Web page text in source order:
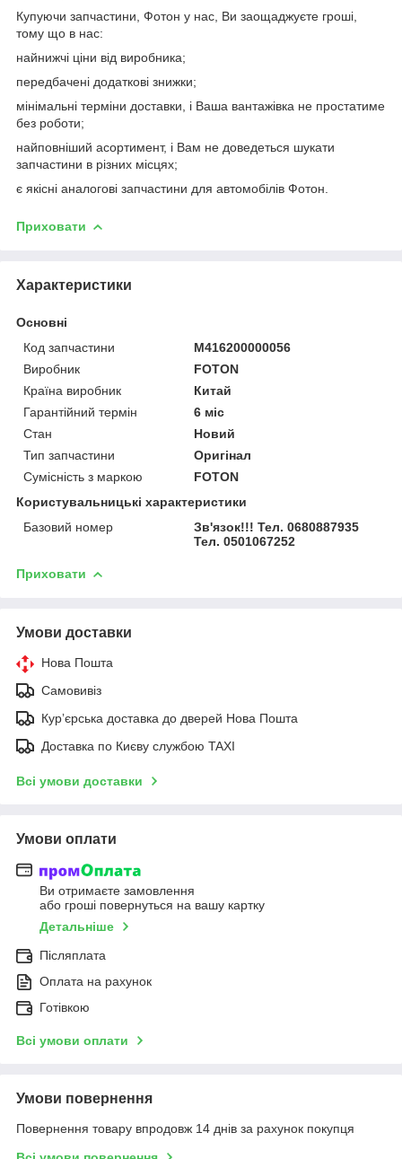
Купуючи запчастини, Фотон у нас, Ви заощаджуєте гроші,
тому що в нас:
найнижчі ціни від виробника;
передбачені додаткові знижки;
мінімальні терміни доставки, і Ваша вантажівка не простатиме
без роботи;
найповніший асортимент, і Вам не доведеться шукати
запчастини в різних місцях;
є якісні аналогові запчастини для автомобілів Фотон.
Приховати
Характеристики
Основні
Код запчастини
M416200000056
Виробник
FOTON
Країна виробник
Китай
Гарантійний термін
6 міс
Стан
Новий
Тип запчастини
Оригінал
Сумісність з маркою
FOTON
Користувальницькі характеристики
Базовий номер
Зв'язок!!! Тел. 0680887935
Тел. 0501067252
Приховати
Умови доставки
Нова Пошта
Самовивіз
Курʼєрська доставка до дверей Нова Пошта
Доставка по Києву службою TAXI
Всі умови доставки
Умови оплати
Ви отримаєте замовлення
або гроші повернуться на вашу картку
Детальніше
Післяплата
Оплата на рахунок
Готівкою
Всі умови оплати
Умови повернення
Повернення товару впродовж 14 днів за рахунок покупця